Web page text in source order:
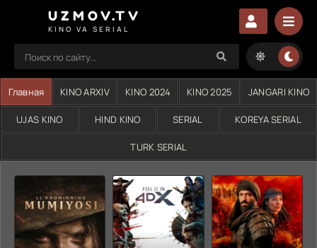
UZMOV.TV
KINO VA SERIAL
Главная KINO ARXIV KINO 2024 KINO 2025 JANGARI KINO
UJAS KINO HIND KINO SERIAL KOREYA SERIAL
TURK SERIAL